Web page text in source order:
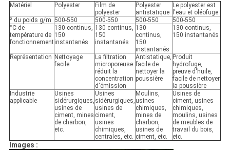
Matériel Polyester
Film de
polyester
Polyester
antistatique
Le polyester est
l'eau et oléofuge
² du poids g/m 500-550 500-550 500-550
500-550
°C de
température de
fonctionnement
130 continus,
150
instantanés
130 continus,
150
instantanés
130
continus,
150
instantanés
130 continus,
150 instantanés
Représentation Nettoyage
facile
La filtration
microporeuse
réduit la
concentration
d'émission
Antistatique,
facile de
nettoyer la
poussière
Produit
hydrofuge,
preuve d'huile,
facile de nettoyer
la poussière
Industrie
applicable
Usines
sidérurgiques,
usines de
ciment, mines
de charbon,
etc.
Usines
sidérurgiques,
usines de
ciment,
usines
chimiques,
centrales, etc.
Moulins,
usines
chimiques,
mines de
charbon,
usines de
ciment, etc.
Usines de
ciment, usines
chimiques,
moulins, usines
de meubles de
travail du bois,
etc.
Images :